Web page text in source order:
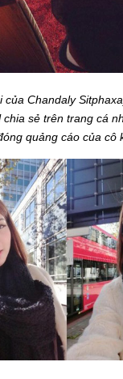
của Chandaly
sẻ trên trang cá
quảng cáo của cô